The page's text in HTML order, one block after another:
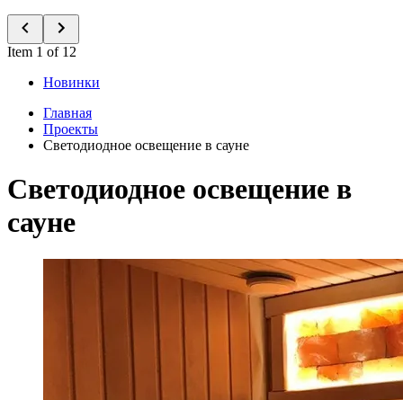
Item 1 of 12
Новинки
Главная
Проекты
Светодиодное освещение в сауне
Светодиодное освещение в
сауне